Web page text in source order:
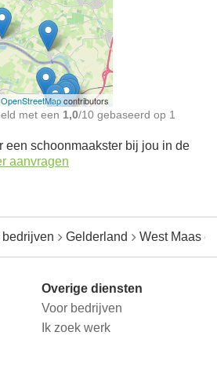
ervaringen
bij
buurt
OpenStreetMapcontributors
met een 1,0/10 gebaseerd op 1
een schoonmaakster bij jou in de
aanvragen
Gelderland West Maas
Overige diensten
Voor bedrijven
Ik zoek werk